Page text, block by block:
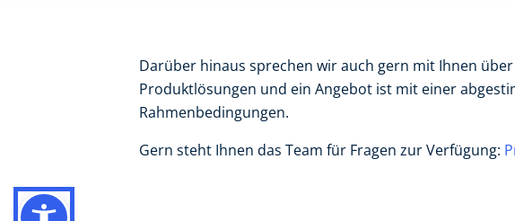
Darüber hinaus sprechen wir auch gern mit Ihnen
Produktlösungen und ein Angebot ist mit einer
Rahmenbedingungen.
Gern steht Ihnen das Team für Fragen zur Verfügung: